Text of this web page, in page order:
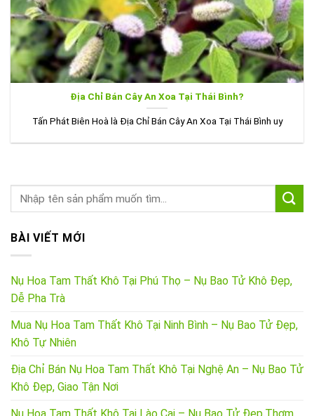
Địa Chỉ Bán Cây An Xoa Tại Thái Bình?
Tấn Phát Biên Hoà là Địa Chỉ Bán Cây An Xoa Tại Thái Bình uy
BÀI VIẾT MỚI
Nụ Hoa Tam Thất Khô Tại Phú Thọ – Nụ Bao Tử Khô Đẹp,
Dễ Pha Trà
Mua Nụ Hoa Tam Thất Khô Tại Ninh Bình – Nụ Bao Tử Đẹp,
Khô Tự Nhiên
Địa Chỉ Bán Nụ Hoa Tam Thất Khô Tại Nghệ An – Nụ Bao Tử
Khô Đẹp, Giao Tận Nơi
Nụ Hoa Tam Thất Khô Tại Lào Cai – Nụ Bao Tử Đẹp,Thơm